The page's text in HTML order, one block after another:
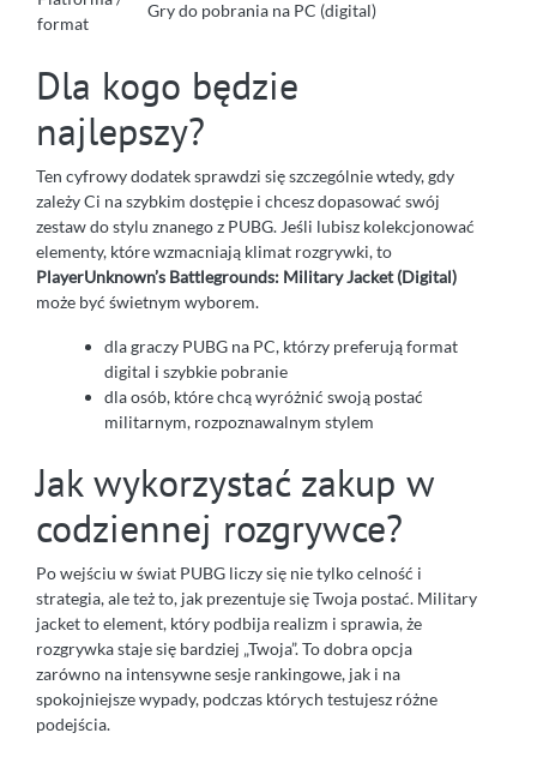
format
Gry do pobrania na PC (digital)
Dla kogo będzie
najlepszy?
Ten cyfrowy dodatek sprawdzi się szczególnie wtedy, gdy
zależy Ci na szybkim dostępie i chcesz dopasować swój
zestaw do stylu znanego z PUBG. Jeśli lubisz kolekcjonować
elementy, które wzmacniają klimat rozgrywki, to
PlayerUnknown’s Battlegrounds: Military Jacket (Digital)
może być świetnym wyborem.
dla graczy PUBG na PC, którzy preferują format
digital i szybkie pobranie
dla osób, które chcą wyróżnić swoją postać
militarnym, rozpoznawalnym stylem
Jak wykorzystać zakup w
codziennej rozgrywce?
Po wejściu w świat PUBG liczy się nie tylko celność i
strategia, ale też to, jak prezentuje się Twoja postać. Military
jacket to element, który podbija realizm i sprawia, że
rozgrywka staje się bardziej „Twoja”. To dobra opcja
zarówno na intensywne sesje rankingowe, jak i na
spokojniejsze wypady, podczas których testujesz różne
podejścia.